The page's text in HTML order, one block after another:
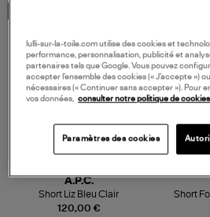
120,00 €
A.P.C.
Short Liz Bleu Clair
Short
lulli-sur-la-toile.com utilise des cookies et
performance, personnalisation, publicité et
partenaires tels que Google. Vous pouvez
accepter l’ensemble des cookies (« J’accepte »)
nécessaires (« Continuer sans accepter »). Pour
vos données, consulter notre politique de cookies
Paramètres des cookies